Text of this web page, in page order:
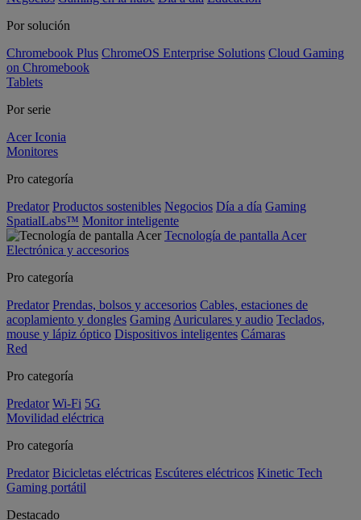
Por solución
Chromebook Plus ChromeOS Enterprise Solutions Cloud Gaming
on Chromebook
Tablets
Por serie
Acer Iconia
Monitores
Pro categoría
Predator Productos sostenibles Negocios Día a día Gaming
SpatialLabs™ Monitor inteligente
Tecnología de pantalla Acer
Electrónica y accesorios
Pro categoría
Predator Prendas, bolsos y accesorios Cables, estaciones de
acoplamiento y dongles Gaming Auriculares y audio Teclados,
mouse y lápiz óptico Dispositivos inteligentes Cámaras
Red
Pro categoría
Predator Wi-Fi 5G
Movilidad eléctrica
Pro categoría
Predator Bicicletas eléctricas Escúteres eléctricos Kinetic Tech
Gaming portátil
Destacado